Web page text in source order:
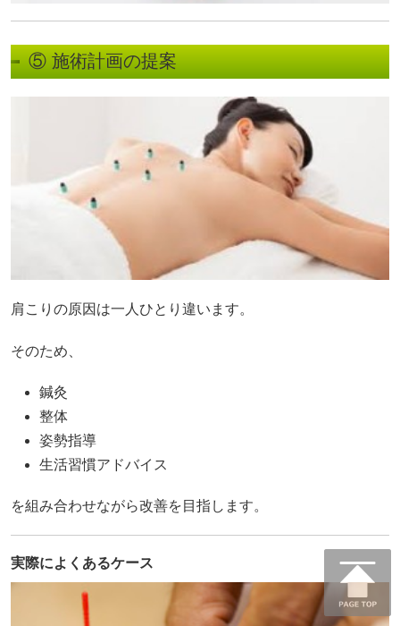
⑤ 施術計画の提案
肩こりの原因は一人ひとり違います。
そのため、
鍼灸
整体
姿勢指導
生活習慣アドバイス
を組み合わせながら改善を目指します。
実際によくあるケース